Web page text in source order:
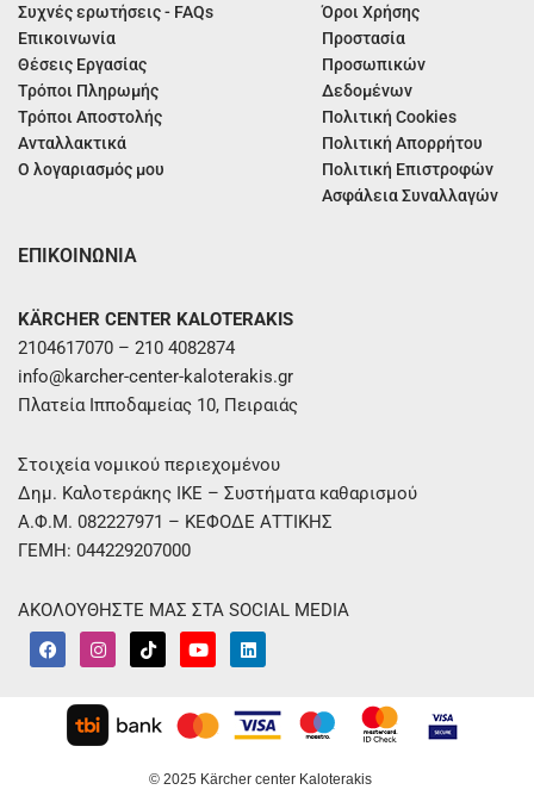
Συχνές ερωτήσεις - FAQs
Επικοινωνία
Θέσεις Εργασίας
Τρόποι Πληρωμής
Τρόποι Αποστολής
Ανταλλακτικά
Ο λογαριασμός μου
Όροι Χρήσης
Προστασία
Προσωπικών
Δεδομένων
Πολιτική Cookies
Πολιτική Απορρήτου
Πολιτική Επιστροφών
Ασφάλεια Συναλλαγών
ΕΠΙΚΟΙΝΩΝΙΑ
KÄRCHER CENTER KALOTERAKIS
2104617070 – 210 4082874
info@karcher-center-kaloterakis.gr
Πλατεία Ιπποδαμείας 10, Πειραιάς
Στοιχεία νομικού περιεχομένου
Δημ. Καλοτεράκης ΙΚΕ – Συστήματα καθαρισμού
Α.Φ.Μ. 082227971 – ΚΕΦΟΔΕ ΑΤΤΙΚΗΣ
ΓΕΜΗ: 044229207000
ΑΚΟΛΟΥΘΗΣΤΕ ΜΑΣ ΣΤΑ SOCIAL MEDIA
F
a
I
n
a
g
r
T
i
k
Y
o
u
b
L
i
e
d
i
© 2025 Kärcher center Kaloterakis